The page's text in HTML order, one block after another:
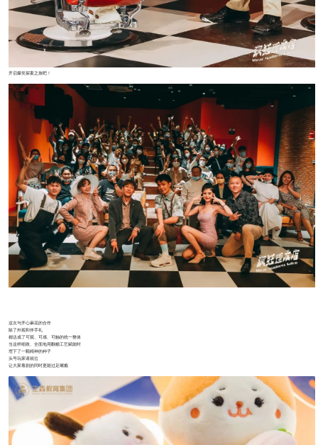
开启爆笑探案之旅吧！
这次与开心麻花的合作
除了外观和伴手礼
都达成了可观、可感、可触的统一整体
当这样细致、全面地用翻糖工艺赋能时
埋下了一颗精神的种子
头号玩家请就位
让大家看剧的同时更能过足嘴瘾